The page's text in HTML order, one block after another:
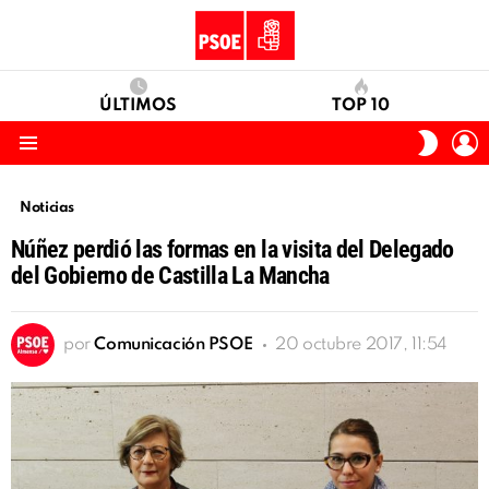
ÚLTIMOS TOP 10
SKIN
Noticias
Núñez perdió las formas en la visita del Delegado
del Gobierno de Castilla La Mancha
por Comunicación PSOE 20 octubre 2017, 11:54